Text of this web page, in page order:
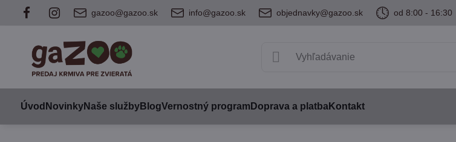
gazoo@gazoo.sk info@gazoo.sk objednavky@gazoo.sk od 8:00 - 16:30
Úvod NovinkyNaše službyBlogVernostný program Doprava a platbaKontakt